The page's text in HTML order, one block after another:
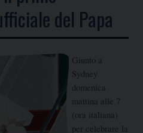
del Papa
Giunto a
Sydney
domenica
mattina alle 7
(ora italiana)
per celebrare la